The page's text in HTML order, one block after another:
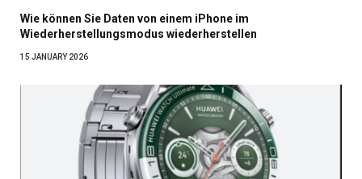
Wie können Sie Daten von einem iPhone im
Wiederherstellungsmodus wiederherstellen
15 JANUARY 2026